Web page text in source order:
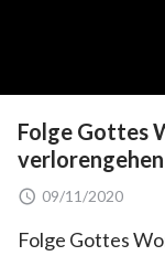
Folge Gottes
09/11/2020
Folge Gottes